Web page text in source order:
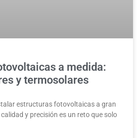
a medida:
y termosolares
estructuras fotovoltaicas a gran
y precisión es un reto que solo